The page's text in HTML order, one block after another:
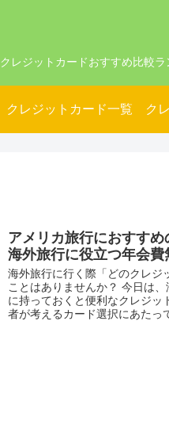
クレジットカードおすすめ比較ラ
クレジットカード一覧 ク
アメリカ旅行におすすめ
海外旅行に役立つ年会費
海外旅行に行く際「どのクレジ
ことはありませんか？ 今日は
に持っておくと便利なクレジッ
者が考えるカード選択にあたっ